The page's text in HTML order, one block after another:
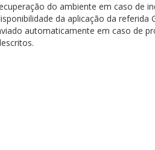
do ambiente em caso de
da aplicação da referida
automaticamente em caso de